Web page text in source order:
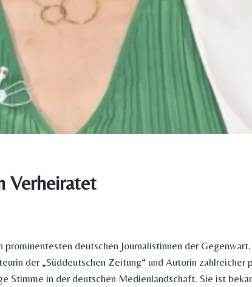
Verheiratet​
prominentesten deutschen Journalistinnen der
der „Süddeutschen Zeitung“ und Autorin zahlreicher
Stimme in der deutschen Medienlandschaft. Sie ist